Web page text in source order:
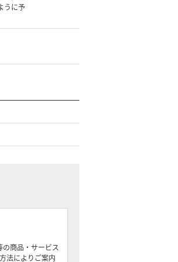
うに予
商品・サービス
法によりご案内